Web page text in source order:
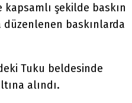
şekilde baskın
düzenlenen baskınlarda
Tuku beldesinde
alındı.